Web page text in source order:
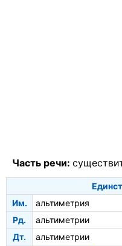
Часть речи:
Им.
альтиметрия
Рд.
альтиметрии
Дт.
альтиметрии